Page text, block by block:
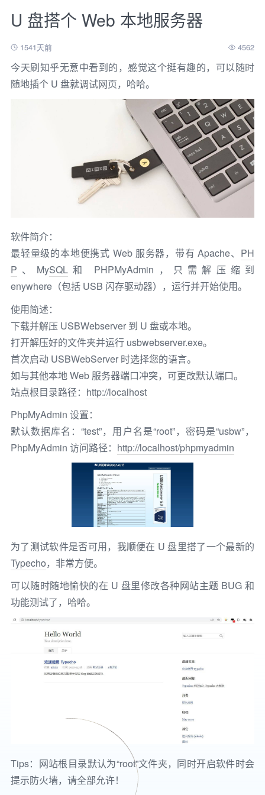
U 盘搭个 Web 本地服务器
1541天前 4562
今天刷知乎无意中看到的，感觉这个挺有趣的，可以随时
随地插个 U 盘就调试网页，哈哈。
软件简介：
最轻量级的本地便携式 Web 服务器，带有 Apache、 PH
P 、MySQL和 PHPMyAdmin，只需解压缩到
enywhere（包括 USB 闪存驱动器），运行并开始使用。
使用简述：
下载并解压 USBWebserver 到 U 盘或本地。
打开解压好的文件夹并运行 usbwebserver.exe。
首次启动 USBWebServer 时选择您的语言。
如与其他本地 Web 服务器端口冲突，可更改默认端口。
站点根目录路径： http://localhost
PhpMyAdmin 设置：
默认数据库名：“test”，用户名是“root”，密码是“usbw”，
PhpMyAdmin 访问路径： http://localhost/phpmyadmin
为了测试软件是否可用，我顺便在 U 盘里搭了一个最新的
Typecho，非常方便。
可以随时随地愉快的在 U 盘里修改各种网站主题 BUG 和
功能测试了，哈哈。
Tips：网站根目录默认为“root”文件夹，同时开启软件时会
提示防火墙，请全部允许！